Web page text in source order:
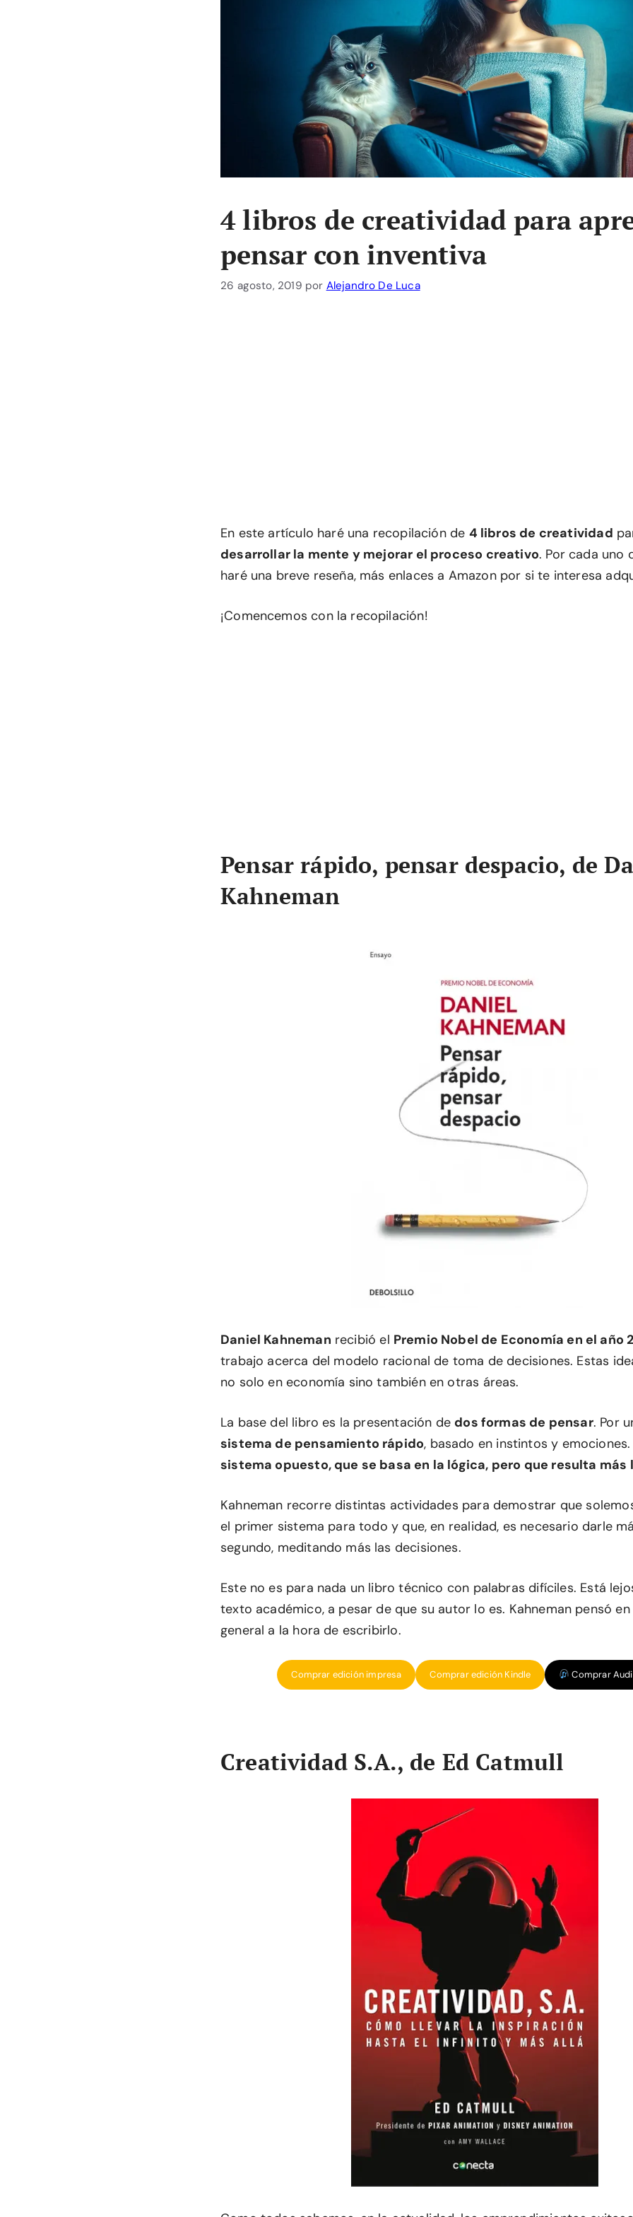
4 libros de creatividad para
pensar con inventiva
26 agosto, 2019 por Alejandro De Luca
En este artículo haré una recopilación de 4 libros de creatividad
desarrollar la mente y mejorar el proceso creativo. Por cada uno
haré una breve reseña, más enlaces a Amazon por si te interesa
¡Comencemos con la recopilación!
Pensar rápido, pensar despacio, de
Kahneman
Daniel Kahneman recibió el Premio Nobel de Economía en el año
trabajo acerca del modelo racional de toma de decisiones. Estas
no solo en economía sino también en otras áreas.
La base del libro es la presentación de dos formas de pensar. Por
sistema de pensamiento rápido, basado en instintos y
sistema opuesto, que se basa en la lógica, pero que resulta más
Kahneman recorre distintas actividades para demostrar que
el primer sistema para todo y que, en realidad, es necesario darle
segundo, meditando más las decisiones.
Este no es para nada un libro técnico con palabras difíciles. Está
texto académico, a pesar de que su autor lo es. Kahneman pensó
general a la hora de escribirlo.
Comprar edición impresa Comprar edición Kindle Comprar
Creatividad S.A., de Ed Catmull